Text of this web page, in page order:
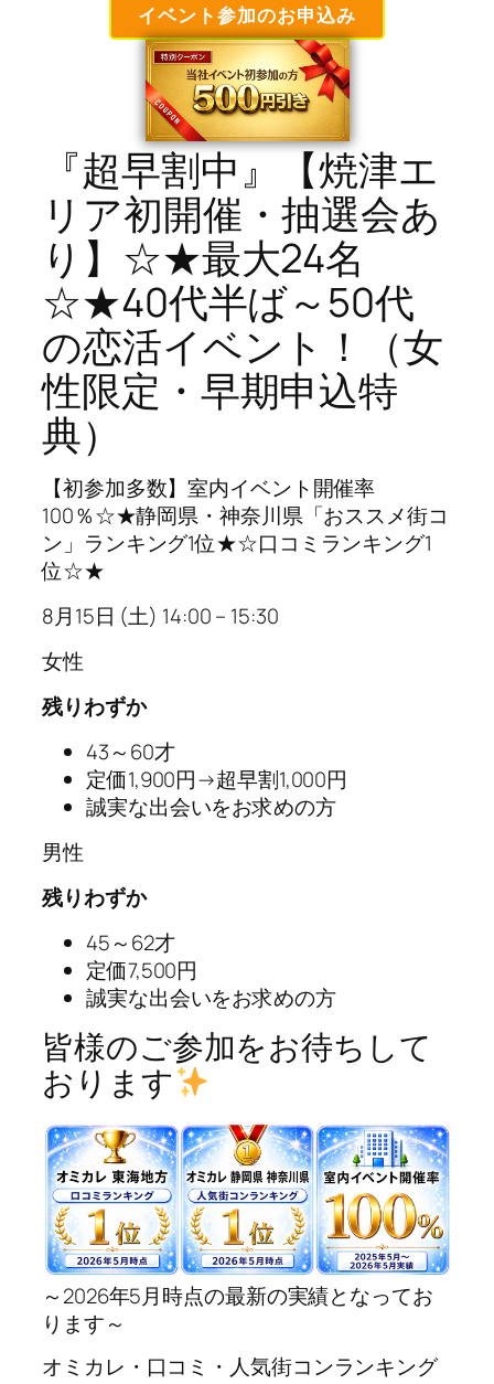
イベント参加のお申込み
『超早割中』【焼津エ
リア初開催・抽選会あ
り】☆★最大24名
☆★40代半ば～50代
の恋活イベント！（女
性限定・早期申込特
典）
【初参加多数】室内イベント開催率
100％☆★静岡県・神奈川県「おススメ街コ
ン」ランキング1位★☆口コミランキング1
位☆★
8月15日 (土) 14:00 – 15:30
女性
残りわずか
43～60才
定価1,900円→超早割1,000円
誠実な出会いをお求めの方
男性
残りわずか
45～62才
定価7,500円
誠実な出会いをお求めの方
皆様のご参加をお待ちして
おります
～2026年5月時点の最新の実績となってお
ります～
オミカレ・口コミ・人気街コンランキング